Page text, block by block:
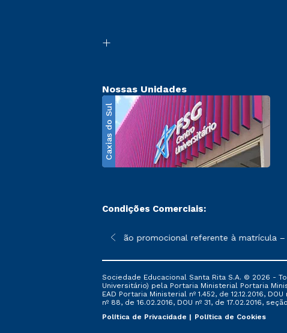
Nossas Unidades
Caxias do Sul
Condições Comerciais:
sofrer alterações nos períodos de rematrícula conforme
*A condição promocional referente à matrícula –
Sociedade Educacional Santa Rita S.A. © 2026 -
Universitário) pela Portaria Ministerial Portaria
EAD Portaria Ministerial nº 1.452, de 12.12.2016,
nº 88, de 16.02.2016, DOU nº 31, de 17.02.2016,
Política de Privacidade
Política de Cookies